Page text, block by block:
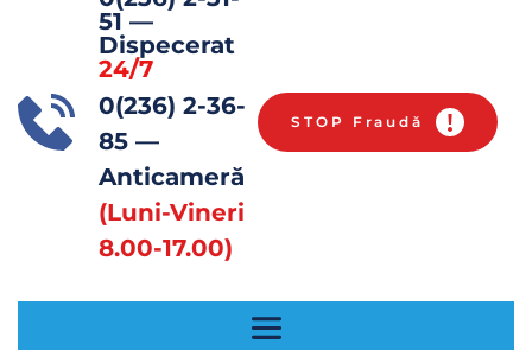
51 —
24/7
0(236) 2-36-
85 —
(Luni-Vineri
8.00-17.00)
STOP Fraudă